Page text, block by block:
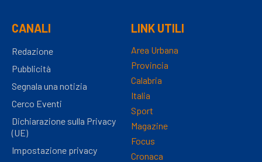
CANALI
Redazione
Pubblicità
Segnala una notizia
Cerco Eventi
Dichiarazione sulla Privacy
(UE)
Impostazione privacy
LINK UTILI
Area Urbana
Provincia
Calabria
Italia
Sport
Magazine
Focus
Cronaca